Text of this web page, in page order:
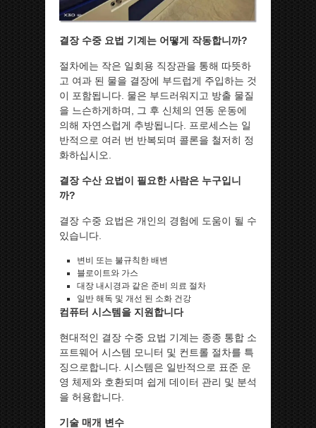
결장 수중 요법 기계는 어떻게 작동합니까?
절차에는 작은 일회용 직장관을 통해 따뜻하
고 여과 된 물을 결장에 부드럽게 주입하는 것
이 포함됩니다. 물은 부드러워지고 방출 물질
을 느슨하게하며, 그 후 신체의 연동 운동에
의해 자연스럽게 추방됩니다. 프로세스는 일
반적으로 여러 번 반복되며 콜론을 철저히 정
화하십시오.
결장 수산 요법이 필요한 사람은 누구입니
까?
결장 수중 요법은 개인의 경험에 도움이 될 수
있습니다.
변비 또는 불규칙한 배변
블로이트와 가스
대장 내시경과 같은 준비 의료 절차
일반 해독 및 개선 된 소화 건강
컴퓨터 시스템을 지원합니다
현대적인 결장 수중 요법 기계는 종종 통합 소
프트웨어 시스템 모니터 및 컨트롤 절차를 특
징으로합니다. 시스템은 일반적으로 표준 운
영 체제와 호환되며 쉽게 데이터 관리 및 분석
을 허용합니다.
기술 매개 변수